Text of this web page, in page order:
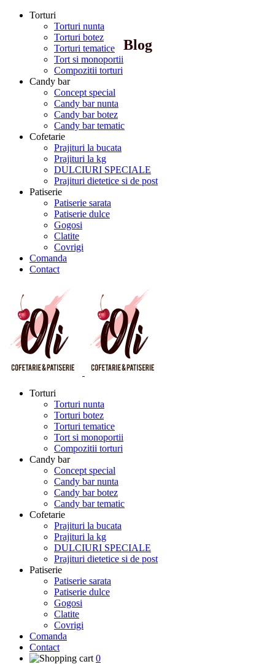
Torturi
Torturi nunta
Torturi botez
Torturi tematice
Tort si monoportii
Compozitii torturi
Candy bar
Concept special
Candy bar nunta
Candy bar botez
Candy bar tematic
Cofetarie
Prajituri la bucata
Prajituri la kg
DULCIURI SPECIALE
Prajituri dietetice si de post
Patiserie
Patiserie sarata
Patiserie dulce
Gogosi
Clatite
Covrigi
Comanda
Contact
Torturi
Torturi nunta
Torturi botez
Torturi tematice
Tort si monoportii
Compozitii torturi
Candy bar
Concept special
Candy bar nunta
Candy bar botez
Candy bar tematic
Cofetarie
Prajituri la bucata
Prajituri la kg
DULCIURI SPECIALE
Prajituri dietetice si de post
Patiserie
Patiserie sarata
Patiserie dulce
Gogosi
Clatite
Covrigi
Comanda
Contact
0
Blog